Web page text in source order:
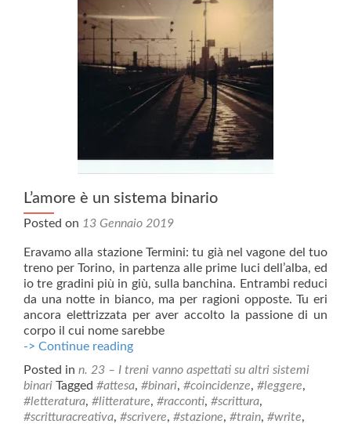
L’amore è un sistema binario
Posted on 13 Gennaio 2019
Eravamo alla stazione Termini: tu già nel vagone del tuo
treno per Torino, in partenza alle prime luci dell’alba, ed
io tre gradini più in giù, sulla banchina. Entrambi reduci
da una notte in bianco, ma per ragioni opposte. Tu eri
ancora elettrizzata per aver accolto la passione di un
corpo il cui nome sarebbe
-> Continue readingL’amore
un
sistema
binario
Posted in n. 23 – I treni vanno aspettati su altri sistemi
binari Tagged #attesa, #binari, #coincidenze, #leggere,
#letteratura, #litterature, #racconti, #scrittura,
#scritturacreativa, #scrivere, #stazione, #train, #write,